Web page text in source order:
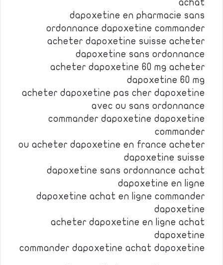
achat
dapoxetine en pharmacie sans
ordonnance dapoxetine commander
acheter dapoxetine suisse acheter
dapoxetine sans ordonnance
acheter dapoxetine 60 mg acheter
dapoxetine 60 mg
acheter dapoxetine pas cher dapoxetine
avec ou sans ordonnance
commander dapoxetine dapoxetine
commander
ou acheter dapoxetine en france acheter
dapoxetine suisse
dapoxetine sans ordonnance achat
dapoxetine en ligne
dapoxetine achat en ligne commander
dapoxetine
acheter dapoxetine en ligne achat
dapoxetine
commander dapoxetine achat dapoxetine